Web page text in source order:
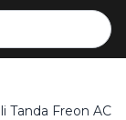
Tanda Freon AC